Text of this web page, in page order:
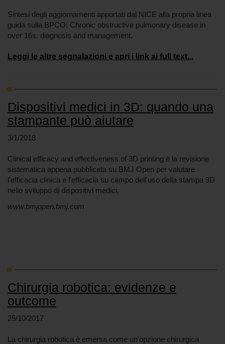
Sintesi degli aggiornamenti apportati dal NICE alla propria linea
guida sulla BPCO: Chronic obstructive pulmonary disease in
over 16s: diagnosis and management.
Leggi le altre segnalazioni e apri i link ai full text...
Dispositivi medici in 3D: quando una
stampante può aiutare
3/1/2018
Clinical efficacy and effectiveness of 3D printing è la revisione
sistematica appena pubblicata su BMJ Open per valutare
l'efficacia clinica e l'efficacia su campo dell'uso della stampa 3D
nello sviluppo di dispositivi medici.
www.bmjopen.bmj.com
Chirurgia robotica: evidenze e
outcome
25/10/2017
La chirurgia robotica è emersa come un'opzione chirurgica